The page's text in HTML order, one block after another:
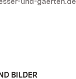
BILDER